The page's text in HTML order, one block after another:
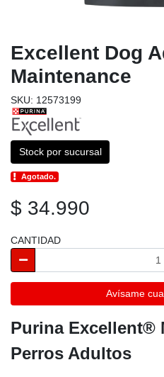
Excellent Dog
Maintenance
SKU: 12573199
Stock por sucursal
Agotado.
$ 34.990
CANTIDAD
Avísame
Purina Excellent®
Perros Adultos